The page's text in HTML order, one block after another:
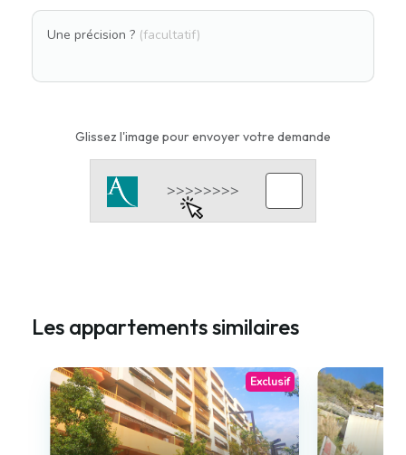
Une précision ? (facultatif)
Glissez l'image pour envoyer votre demande
Les appartements similaires
Exclusif